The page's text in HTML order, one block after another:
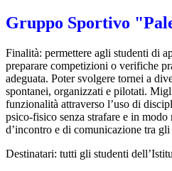
Gruppo Sportivo
Finalità: permettere agli studenti di
preparare competizioni o verifiche
adeguata. Poter svolgere tornei a
spontanei, organizzati e pilotati.
funzionalità attraverso l’uso di
psico-fisico senza strafare e in
d’incontro e di comunicazione tra
Destinatari: tutti gli studenti